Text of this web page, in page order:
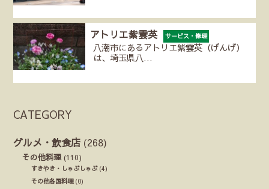
アトリエ紫雲英 サービス・修理
八潮市にあるアトリエ紫雲英（げんげ）
は、埼玉県八…
CATEGORY
グルメ・飲食店 (268)
その他料理 (110)
すきやき・しゃぶしゃぶ(4)
その他各国料理(0)